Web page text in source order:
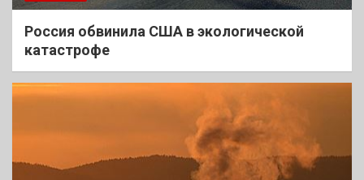
Россия обвинила США в экологической
катастрофе